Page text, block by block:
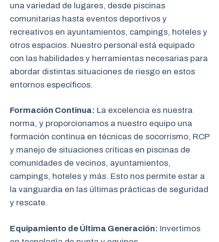
una variedad de lugares, desde piscinas
comunitarias hasta eventos deportivos y
recreativos en ayuntamientos, campings, hoteles y
otros espacios. Nuestro personal está equipado
con las habilidades y herramientas necesarias para
abordar distintas situaciones de riesgo en estos
entornos específicos.
Formación Continua: La excelencia es nuestra
norma, y proporcionamos a nuestro equipo una
formación continua en técnicas de socorrismo, RCP
y manejo de situaciones críticas en piscinas de
comunidades de vecinos, ayuntamientos,
campings, hoteles y más. Esto nos permite estar a
la vanguardia en las últimas prácticas de seguridad
y rescate.
Equipamiento de Última Generación: Invertimos